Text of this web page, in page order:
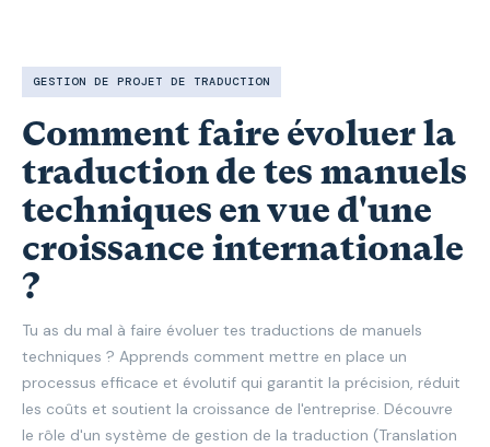
GESTION DE PROJET DE TRADUCTION
Comment faire évoluer la
traduction de tes manuels
techniques en vue d'une
croissance internationale
?
Tu as du mal à faire évoluer tes traductions de manuels
techniques ? Apprends comment mettre en place un
processus efficace et évolutif qui garantit la précision, réduit
les coûts et soutient la croissance de l'entreprise. Découvre
le rôle d'un système de gestion de la traduction (Translation